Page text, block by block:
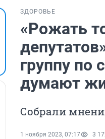
ЗДОРОВЬЕ
«Рожать
группу по
думают
Собрали
1 ноября 2023, 07:17 3